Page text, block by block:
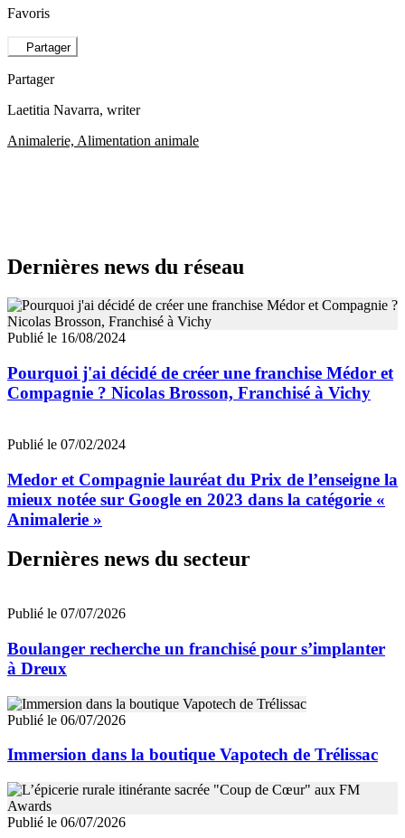
Favoris
Partager
Partager
Laetitia Navarra, writer
Animalerie, Alimentation animale
Dernières news du réseau
Publié le 16/08/2024
Pourquoi j'ai décidé de créer une franchise Médor et
Compagnie ? Nicolas Brosson, Franchisé à Vichy
Publié le 07/02/2024
Medor et Compagnie lauréat du Prix de l’enseigne la
mieux notée sur Google en 2023 dans la catégorie «
Animalerie »
Dernières news du secteur
Publié le 07/07/2026
Boulanger recherche un franchisé pour s’implanter
à Dreux
Publié le 06/07/2026
Immersion dans la boutique Vapotech de Trélissac
Publié le 06/07/2026